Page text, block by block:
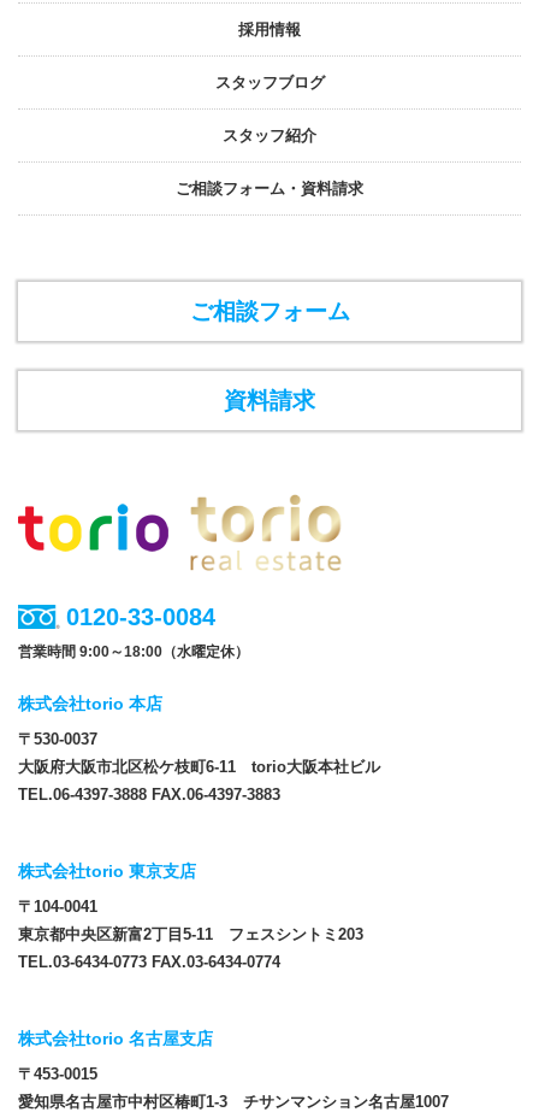
採⽤情報
スタッフブログ
スタッフ紹介
ご相談フォーム・資料請求
ご相談フォーム
資料請求
0120-33-0084
営業時間 9:00～18:00（水曜定休）
株式会社torio 本店
〒530-0037
大阪府大阪市北区松ケ枝町6-11 torio大阪本社ビル
TEL.06-4397-3888 FAX.06-4397-3883
株式会社torio 東京支店
〒104-0041
東京都中央区新富2丁目5-11 フェスシントミ203
TEL.03-6434-0773 FAX.03-6434-0774
株式会社torio 名古屋支店
〒453-0015
愛知県名古屋市中村区椿町1-3 チサンマンション名古屋1007